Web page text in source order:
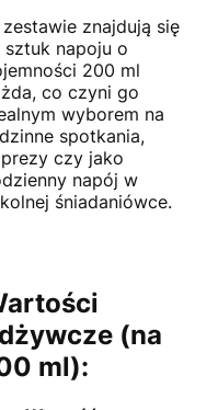
zestawie znajdują się
sztuk napoju o
200 ml
co czyni go
wyborem na
spotkania,
czy jako
napój w
śniadaniówce.
(na
ml):